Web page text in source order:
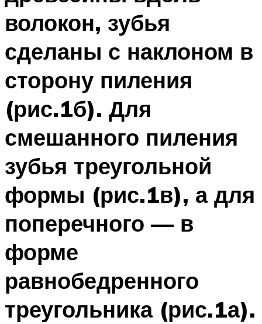
волокон, зубья
сделаны с наклоном в
сторону пиления
(рис.1б). Для
смешанного пиления
зубья треугольной
формы (рис.1в), а для
поперечного — в
форме
равнобедренного
треугольника (рис.1а).